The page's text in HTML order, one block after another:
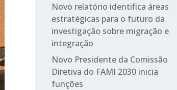
Novo relatório identifica áreas
estratégicas para o futuro da
investigação sobre migração e
integração
Novo Presidente da Comissão
Diretiva do FAMI 2030 inicia
funções